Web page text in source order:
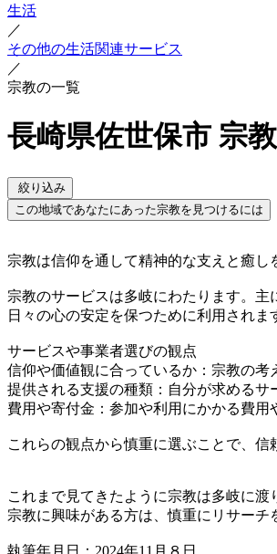
生活
／
その他の生活関連サービス
／
宗教の一覧
長崎県佐世保市 宗
絞り込み
この地域であなたにあった宗教を見つけるには
宗教は信仰を通して精神的な支えと癒
宗教のサービスは多岐にわたります。
日々の心の安定を保つために利用されま
サービスや事業者選びの観点
信仰や価値観に合っているか：宗教の考
提供される支援の種類：自分が求めるサ
費用や寄付金：参加や利用にかかる費用
これらの観点から慎重に選ぶことで、信
これまで見てきたように宗教は多岐に渡
宗教に興味がある方は、慎重にリサーチ
執筆年月日：2024年11月８日